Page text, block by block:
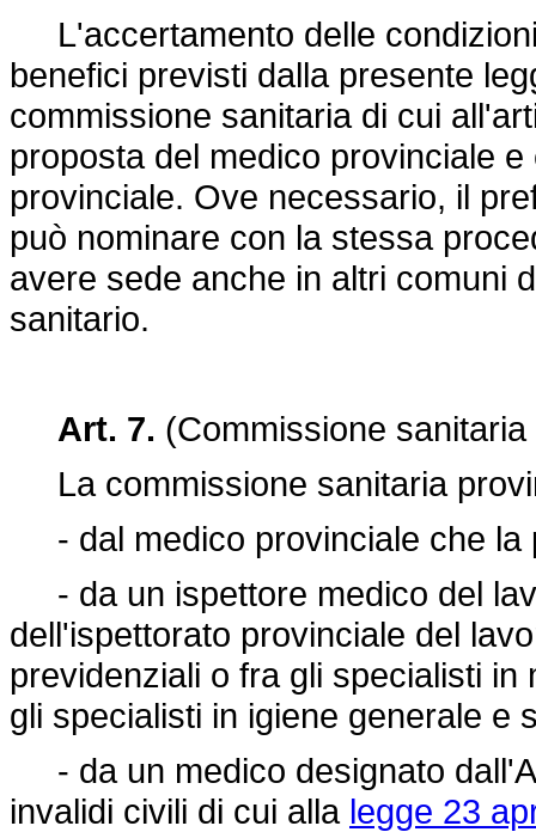
L'accertamento delle
benefici previsti dalla presente
commissione sanitaria di cui
proposta del medico provinciale
provinciale. Ove necessario, il
può nominare con la stessa
avere sede anche in altri comuni
sanitario.
Art. 7. (Commissione
La commissione sanitaria
- dal medico provinciale che la
- da un ispettore medico del
dell'ispettorato provinciale del
previdenziali o fra gli specialisti
gli specialisti in igiene generale e
- da un medico designato
invalidi civili di cui alla legge 23